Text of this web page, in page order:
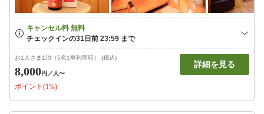
お1人さま1泊（5名1室利用時） (税込)
8,000円 ／人〜
ポイント(1%)
詳細を見る